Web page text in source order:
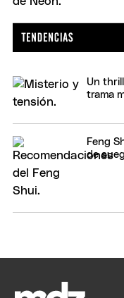
Un
trama
Feng
de